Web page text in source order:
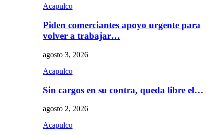
Acapulco
Piden comerciantes apoyo urgente para
volver a trabajar…
agosto 3, 2026
Acapulco
Sin cargos en su contra, queda libre el…
agosto 2, 2026
Acapulco